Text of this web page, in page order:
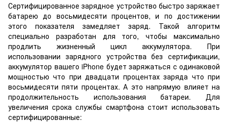
Сертифицированное зарядное устройство быстро заряжает
батарею до восьмидесяти процентов, и по достижении
этого показателя замедляет заряд. Такой алгоритм
специально разработан для того, чтобы максимально
продлить жизненный цикл аккумулятора. При
использовании зарядного устройства без сертификации,
аккумулятор вашего iPhone будет заряжаться с одинаковой
мощностью что при двадцати процентах заряда что при
восьмидесяти пяти процентах. А это напрямую влияет на
продолжительность использования батареи. Для
увеличения срока службы смартфона стоит использовать
сертифицированные: